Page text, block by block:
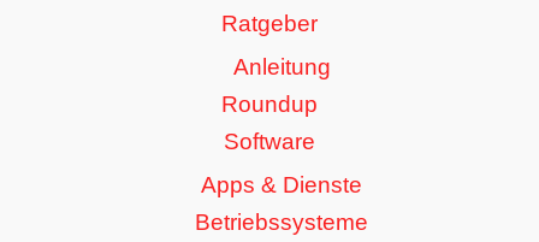
Ratgeber
Anleitung
Roundup
Software
Apps & Dienste
Betriebssysteme